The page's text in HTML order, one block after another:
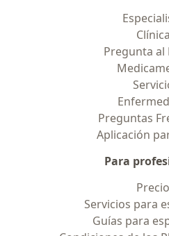
Pregunta al
Preguntas
Aplicación
Para
Servicios para
Guías para